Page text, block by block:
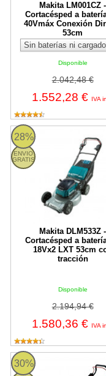
Makita LM001CZ -
Cortacésped a
40Vmáx Conexión
53cm
Disponible
2.042,48 €
1.552,28 € IVA
28%
ENVIO
GRATIS
Makita DLM533Z -
Cortacésped a
18Vx2 LXT 53cm
tracción
Disponible
2.194,94 €
1.580,36 € IVA
DLM533Z Makita
30%
Makita DLM330Z -